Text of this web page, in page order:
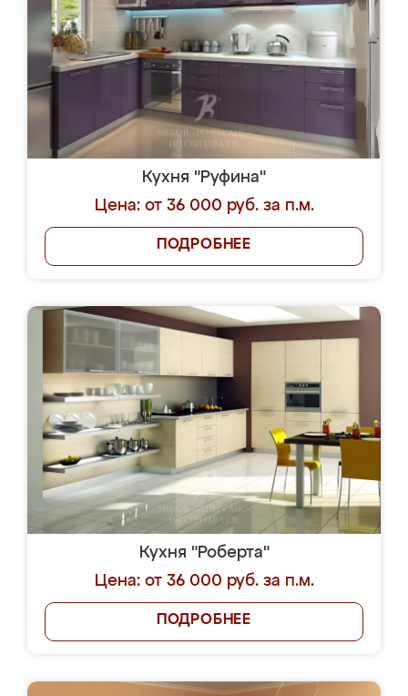
Кухня "Руфина"
Цена: от 36 000 руб. за п.м.
ПОДРОБНЕЕ
Кухня "Роберта"
Цена: от 36 000 руб. за п.м.
ПОДРОБНЕЕ